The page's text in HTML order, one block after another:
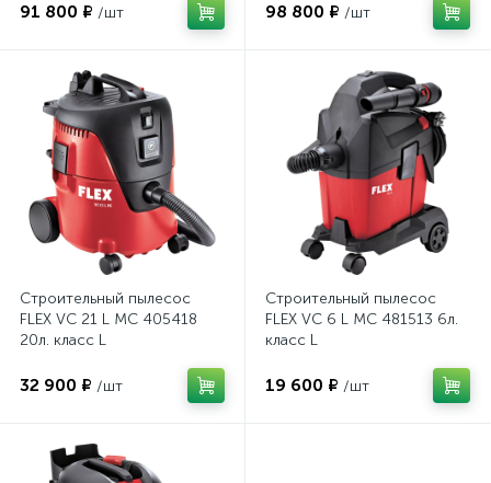
91 800 ₽ /шт 98 800 ₽ /шт
Строительный пылесос
FLEX VC 21 L MC 405418
20л. класс L
32 900 ₽ /шт
Строительный пылесос
FLEX VC 6 L MC 481513 6л.
класс L
19 600 ₽ /шт